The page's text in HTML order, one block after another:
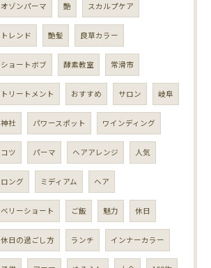
オゾンパーマ 艶 スカルプケア
トレンド 艶髪 良草カラー
ショートボブ 酵素教室 常滑市
トリートメント おすすめ サロン 岐阜
神社 パワースポット ワインディング
コツ パーマ ヘアアレンジ 人気
ロング ミディアム ヘア
ベリーショート ご飯 魅力 休日
休日の過ごし方 ランチ インナーカラー